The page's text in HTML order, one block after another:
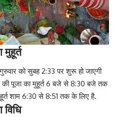
मुहूर्त
को सुबह 2:33 पर शुरू हो जाएगी
की पूजा का मुहूर्त 6 बजे से 8:30 बजे तक
शाम 6:30 से 8:51 तक के लिए है.
विधि